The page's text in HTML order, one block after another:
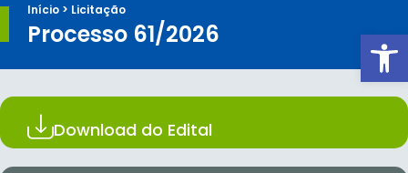
Início > Licitação
Processo 61/2026
Download do Edital